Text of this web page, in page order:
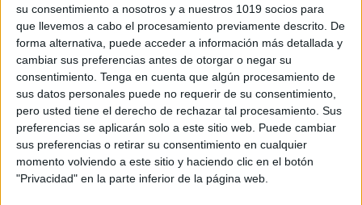
su consentimiento a nosotros y a nuestros 1019 socios para
que llevemos a cabo el procesamiento previamente descrito. De
forma alternativa, puede acceder a información más detallada y
cambiar sus preferencias antes de otorgar o negar su
consentimiento. Tenga en cuenta que algún procesamiento de
sus datos personales puede no requerir de su consentimiento,
pero usted tiene el derecho de rechazar tal procesamiento. Sus
preferencias se aplicarán solo a este sitio web. Puede cambiar
sus preferencias o retirar su consentimiento en cualquier
momento volviendo a este sitio y haciendo clic en el botón
"Privacidad" en la parte inferior de la página web.